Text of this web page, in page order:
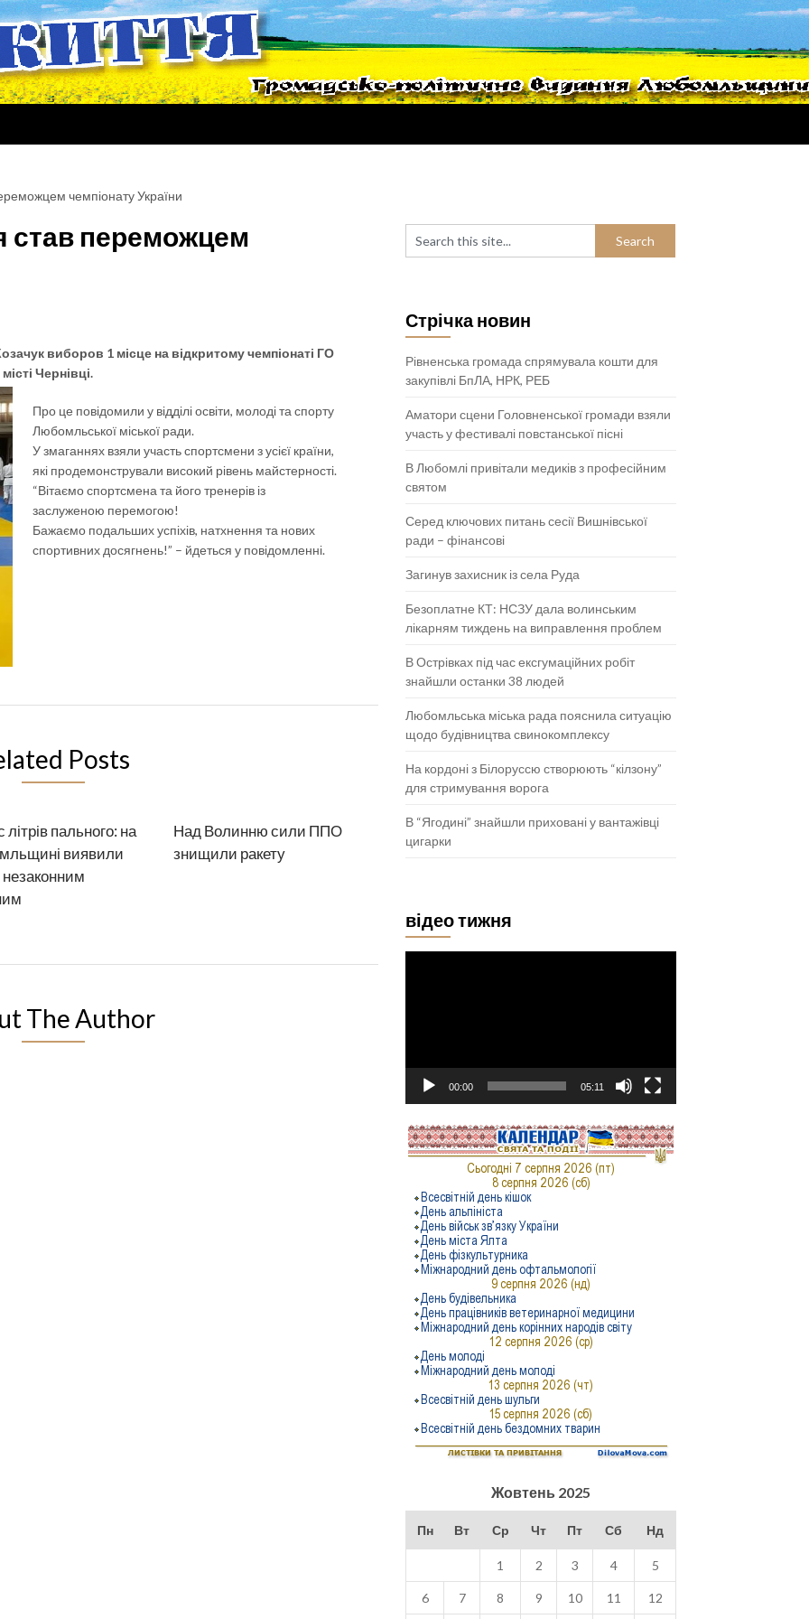
чемпіонату України
став переможцем
виборов 1 місце на відкритому чемпіонаті ГО
Чернівці.
Про це повідомили у відділі освіти, молоді та спорту
Любомльської міської ради.
У змаганнях взяли участь спортсмени з усієї країни,
які продемонстрували високий рівень майстерності.
“Вітаємо спортсмена та його тренерів із
заслуженою перемогою!
Бажаємо подальших успіхів, натхнення та нових
спортивних досягнень!” – йдеться у повідомленні.
Posts
літрів пального: на
виявили
Над Волинню сили ППО
знищили ракету
The Author
Стрічка новин
Рівненська громада спрямувала кошти для
закупівлі БпЛА, НРК, РЕБ
Аматори сцени Головненської громади взяли
участь у фестивалі повстанської пісні
В Любомлі привітали медиків з професійним
святом
Серед ключових питань сесії Вишнівської
ради – фінансові
Загинув захисник із села Руда
Безоплатне КТ: НСЗУ дала волинським
лікарням тиждень на виправлення проблем
В Острівках під час ексгумаційних робіт
знайшли останки 38 людей
Любомльська міська рада пояснила ситуацію
щодо будівництва свинокомплексу
На кордоні з Білоруссю створюють “кілзону”
для стримування ворога
В “Ягодині” знайшли приховані у вантажівці
цигарки
відео тижня
00:00 05:11
Жовтень 2025
Пн Вт Ср Чт Пт Сб Нд
1 2 3 4 5
6 7 8 9 10 11 12